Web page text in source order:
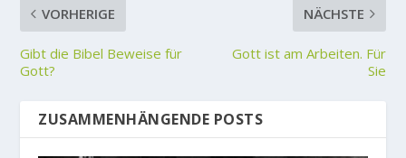
VORHERIGE
Gibt die Bibel Beweise für
Gott?
NÄCHSTE
Gott ist am Arbeiten. Für
Sie
ZUSAMMENHÄNGENDE POSTS